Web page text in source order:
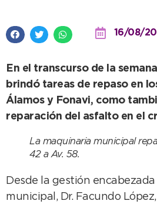
16/08/
En el transcurso de la
brindó tareas de repaso en
Álamos y Fonavi, como
reparación del asfalto en el
La maquinaria municipal
42 a Av. 58.
Desde la gestión
municipal, Dr. Facundo